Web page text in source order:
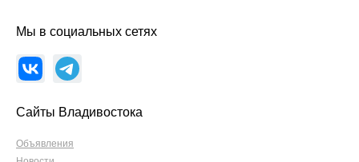
Мы в социальных сетях
Сайты Владивостока
Объявления